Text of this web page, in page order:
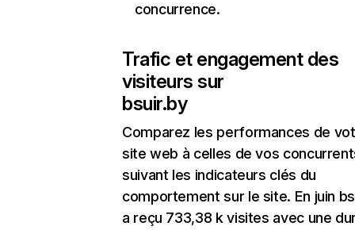
concurrence.
Trafic et engagement des
visiteurs sur
bsuir.by
Comparez les performances de
site web à celles de vos
suivant les indicateurs clés du
comportement sur le site. En juin
a reçu 733,38 k visites avec une